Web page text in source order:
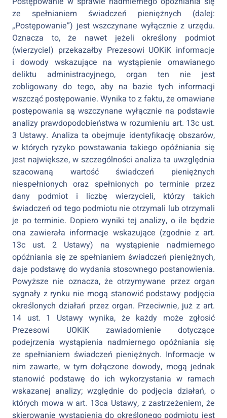
ze spełnianiem świadczeń pieniężnych (dalej:
„Postępowanie”) jest wszczynane wyłącznie z urzędu.
Oznacza to, że nawet jeżeli określony podmiot
(wierzyciel) przekazałby Prezesowi UOKiK informacje
i dowody wskazujące na wystąpienie omawianego
deliktu administracyjnego, organ ten nie jest
zobligowany do tego, aby na bazie tych informacji
wszcząć postępowanie. Wynika to z faktu, że omawiane
postępowania są wszczynane wyłącznie na podstawie
analizy prawdopodobieństwa w rozumieniu art. 13c ust.
3 Ustawy. Analiza ta obejmuje identyfikację obszarów,
w których ryzyko powstawania takiego opóźniania się
jest największe, w szczególności analiza ta uwzględnia
szacowaną wartość świadczeń pieniężnych
niespełnionych oraz spełnionych po terminie przez
dany podmiot i liczbę wierzycieli, którzy takich
świadczeń od tego podmiotu nie otrzymali lub otrzymali
je po terminie. Dopiero wyniki tej analizy, o ile będzie
ona zawierała informacje wskazujące (zgodnie z art.
13c ust. 2 Ustawy) na wystąpienie nadmiernego
opóźniania się ze spełnianiem świadczeń pieniężnych,
daje podstawę do wydania stosownego postanowienia.
Powyższe nie oznacza, że otrzymywane przez organ
sygnały z rynku nie mogą stanowić podstawy podjęcia
określonych działań przez organ. Przeciwnie, już z art.
14 ust. 1 Ustawy wynika, że każdy może zgłosić
Prezesowi UOKiK zawiadomienie dotyczące
podejrzenia wystąpienia nadmiernego opóźniania się
ze spełnianiem świadczeń pieniężnych. Informacje w
nim zawarte, w tym dołączone dowody, mogą jednak
stanowić podstawę do ich wykorzystania w ramach
wskazanej analizy; względnie do podjęcia działań, o
których mowa w art. 13ca Ustawy, z zastrzeżeniem, że
skierowanie wystąpienia do określonego podmiotu jest